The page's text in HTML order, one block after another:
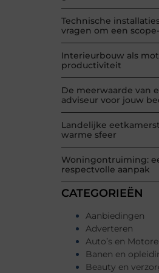
Technische
vragen om een
Interieurbouw als
productiviteit
De meerwaarde van
adviseur voor jouw
Landelijke
warme sfeer
Woningontruiming:
respectvolle aanpak
CATEGORIEËN
Aanbiedingen
Adverteren
Auto’s en
Banen en
Beauty en